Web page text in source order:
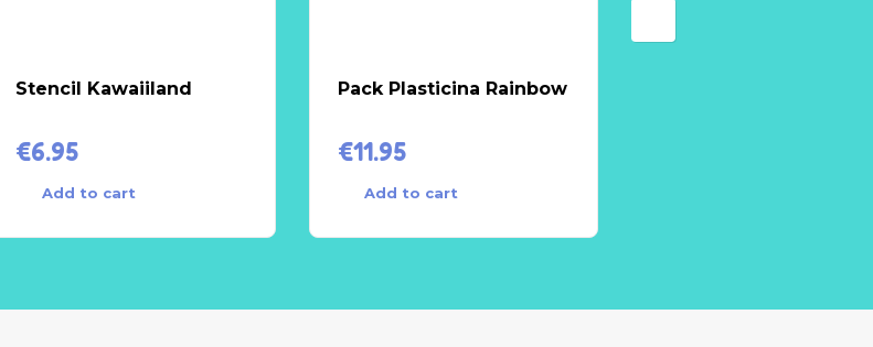
Stencil Kawaiiland
€6.95
Add to cart
Pack Plasticina Rainbow
€11.95
Add to cart